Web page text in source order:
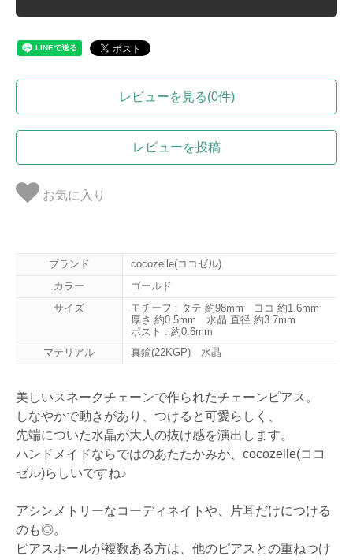
レビューを見る(0件)
レビューを投稿
お気に入り
ブランド
cocozelle(ココゼル)
カラー
ゴールド
サイズ
モチーフ : タテ 約98mm ヨコ 約1.6mm
厚さ 約0.5mm 水晶 直径 約3.7mm
ポスト : 約0.6mm
マテリアル
真鍮(22KGP) 水晶
美しいスネークチェーンで作られたチェーンピアス。
しなやかで動きがあり、つけると可愛らしく、
先端についた水晶が大人の抜け感を演出します。
ハンドメイドならではのあたたかみが、cocozelle(ココ
ゼル)らしいですね♪
アシンメトリーなコーディネイトや、片耳だけにつける
のも◎。
ピアスホールが複数ある方は、他のピアスとの重ねつけ